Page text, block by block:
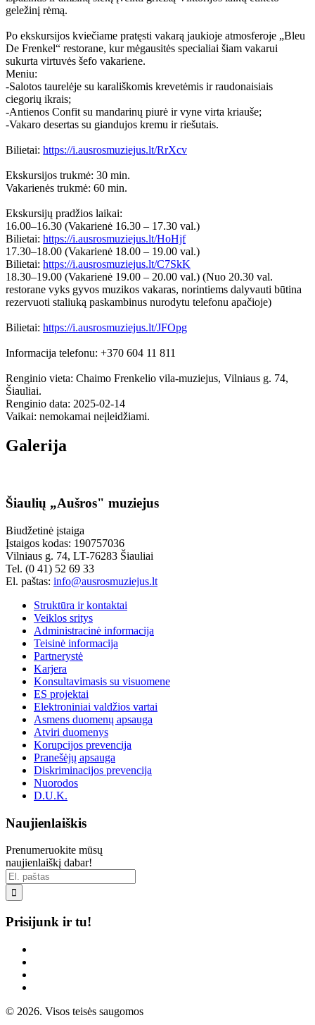
geležinį rėmą.
Po ekskursijos kviečiame pratęsti vakarą jaukioje atmosferoje „Bleu
De Frenkel“ restorane, kur mėgausitės specialiai šiam vakarui
sukurta virtuvės šefo vakariene.
Meniu:
-Salotos taurelėje su karališkomis krevetėmis ir raudonaisiais
ciegorių ikrais;
-Antienos Confit su mandarinų piurė ir vyne virta kriauše;
-Vakaro desertas su giandujos kremu ir riešutais.
Bilietai: https://i.ausrosmuziejus.lt/RrXcv
Ekskursijos trukmė: 30 min.
Vakarienės trukmė: 60 min.
Ekskursijų pradžios laikai:
16.00–16.30 (Vakarienė 16.30 – 17.30 val.)
Bilietai: https://i.ausrosmuziejus.lt/HoHjf
17.30–18.00 (Vakarienė 18.00 – 19.00 val.)
Bilietai: https://i.ausrosmuziejus.lt/C7SkK
18.30–19.00 (Vakarienė 19.00 – 20.00 val.) (Nuo 20.30 val.
restorane vyks gyvos muzikos vakaras, norintiems dalyvauti būtina
rezervuoti staliuką paskambinus nurodytu telefonu apačioje)
Bilietai: https://i.ausrosmuziejus.lt/JFOpg
Informacija telefonu: +370 604 11 811
Renginio vieta: Chaimo Frenkelio vila-muziejus, Vilniaus g. 74,
Šiauliai.
Renginio data: 2025-02-14
Vaikai: nemokamai neįleidžiami.
Galerija
Šiaulių „Aušros" muziejus
Biudžetinė įstaiga
Įstaigos kodas: 190757036
Vilniaus g. 74, LT-76283 Šiauliai
Tel. (0 41) 52 69 33
El. paštas: info@ausrosmuziejus.lt
Struktūra ir kontaktai
Veiklos sritys
Administracinė informacija
Teisinė informacija
Partnerystė
Karjera
Konsultavimasis su visuomene
ES projektai
Elektroniniai valdžios vartai
Asmens duomenų apsauga
Atviri duomenys
Korupcijos prevencija
Pranešėjų apsauga
Diskriminacijos prevencija
Nuorodos
D.U.K.
Naujienlaiškis
Prenumeruokite mūsų
naujienlaiškį dabar!

Prisijunk ir tu!
© 2026. Visos teisės saugomos